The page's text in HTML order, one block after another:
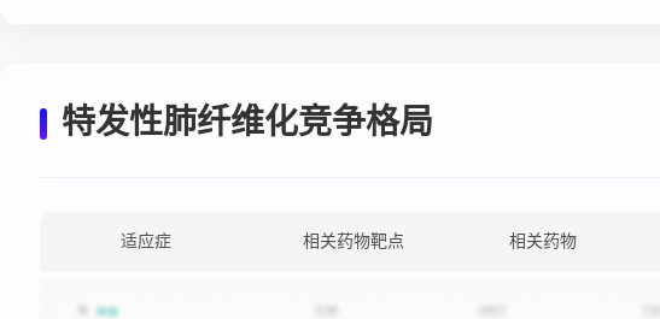
特发性肺纤维化竞争格局
适应症 相关药物靶点 相关药物